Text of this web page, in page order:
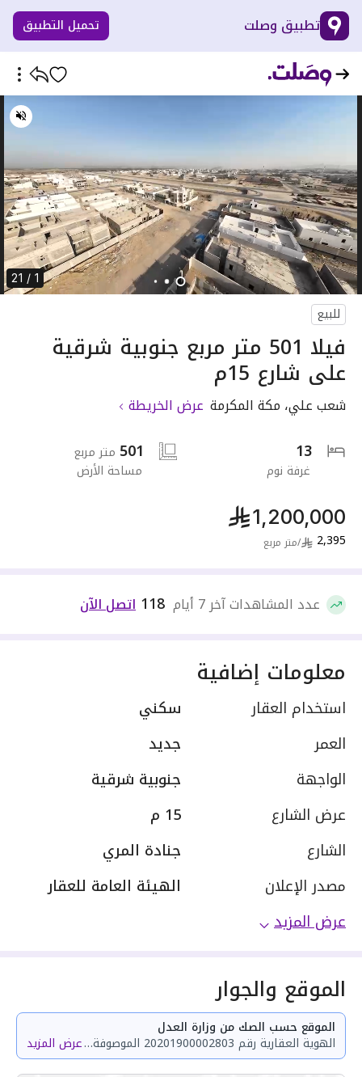
تطبيق وصلت تحميل التطبيق
1 / 21
للبيع
فيلا 501 متر مربع جنوبية شرقية
على شارع 15م
شعب علي، مكة المكرمة عرض الخريطة
13
غرفة نوم
501 متر مربع
مساحة الأرض
1,200,000
2,395
/متر مربع
عدد المشاهدات آخر 7 أيام 118 اتصل الآن
معلومات إضافية
استخدام العقار
سكني
العمر
جديد
الواجهة
جنوبية شرقية
عرض الشارع
15 م
الشارع
جنادة المري
مصدر الإعلان
الهيئة العامة للعقار
عرض المزيد
الموقع والجوار
الموقع حسب الصك من وزارة العدل
الهوية العقارية رقم 20201900002803 الموصوفة بقطعة الأرض "2711" الواقعة في مخطط 1 / 7 / 119/هـ / س المعدل في مدينة مكة المكرمةعرض المزيد